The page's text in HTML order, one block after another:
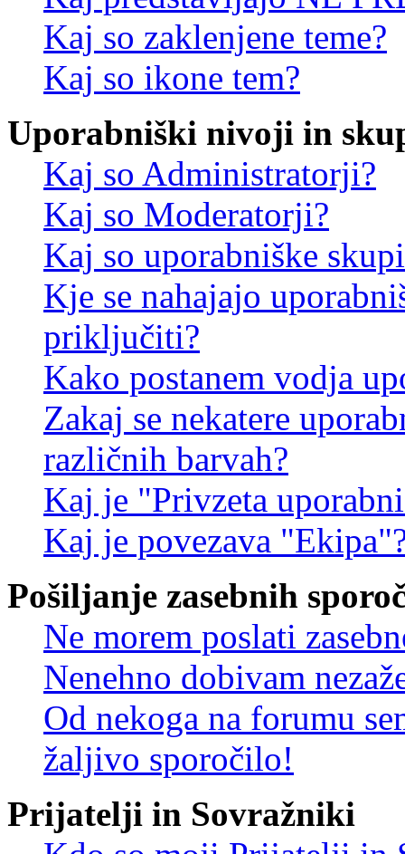
Kaj so zaklenjene teme?
Kaj so ikone tem?
Uporabniški nivoji in
Kaj so Administratorji?
Kaj so Moderatorji?
Kaj so uporabniške
Kje se nahajajo
priključiti?
Kako postanem vodja
Zakaj se nekatere
različnih barvah?
Kaj je "Privzeta
Kaj je povezava
Pošiljanje zasebnih
Ne morem poslati
Nenehno dobivam
Od nekoga na forumu
žaljivo sporočilo!
Prijatelji in Sovražniki